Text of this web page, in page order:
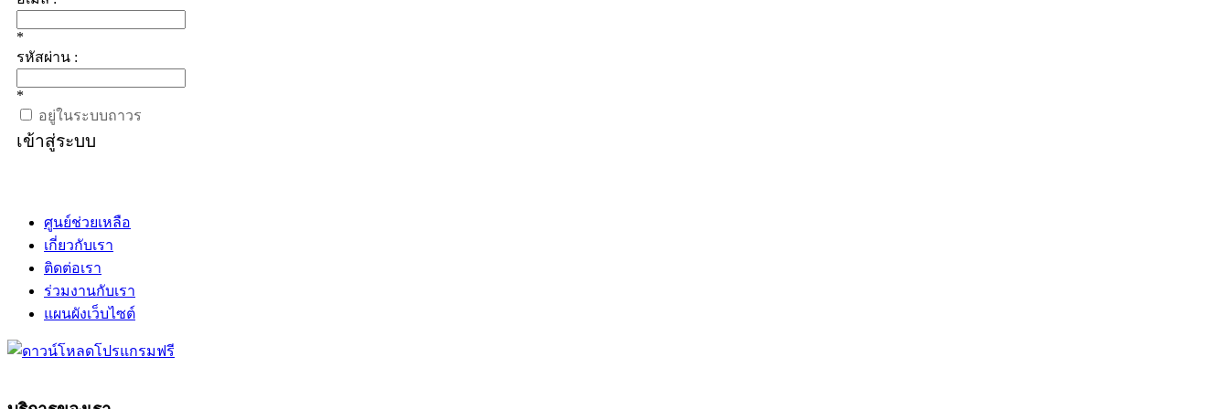
*
รหัสผ่าน :
*
อยู่ในระบบถาวร
เข้าสู่ระบบ
ศูนย์ช่วยเหลือ
เกี่ยวกับเรา
ติดต่อเรา
ร่วมงานกับเรา
แผนผังเว็บไซต์